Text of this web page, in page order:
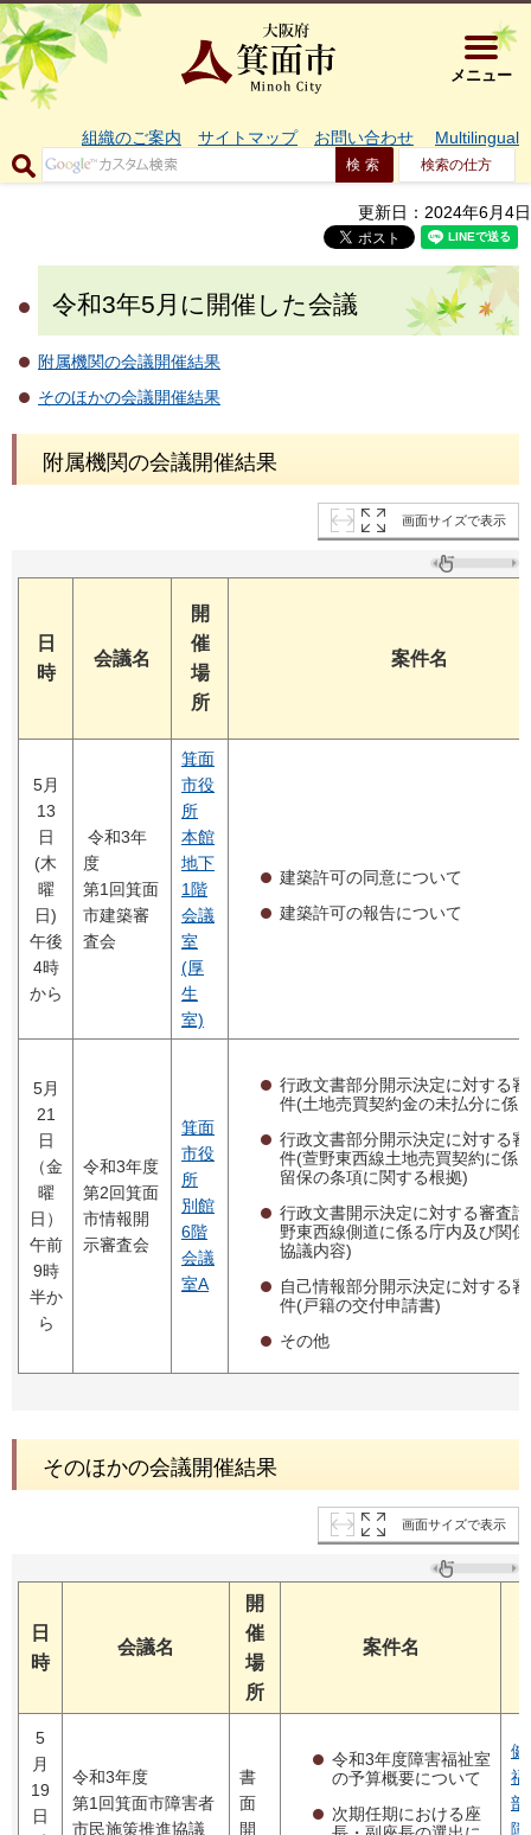
大阪府箕
メニュー
組織のご案内 サイトマップ お問い合わせ Multilingual
検索の仕方
更新日：2024年6月4日
令和3年5月に開催した会議
附属機関の会議開催結果
そのほかの会議開催結果
附属機関の会議開催結果
画面サイズで表示
日
時
会議名
開
催
場
所
案件名
5月
13
日
(木
曜
日)
午後
4時
から
令和3年
度
第1回箕面
市建築審
査会
箕面
市役
所
本館
地下
1階
会議
室
(厚
生
室)
建築許可の同意について
建築許可の報告について
5月
21
日
（金
曜
日）
午前
9時
半か
ら
令和3年度
第2回箕面
市情報開
示審査会
箕面
市役
所
別館
6階
会議
室A
行政文書部分開示決定に対する
件(土地売買契約金の未払分に係
行政文書部分開示決定に対する
件(萱野東西線土地売買契約に係
留保の条項に関する根拠)
行政文書開示決定に対する審査
野東西線側道に係る庁内及び関
協議内容)
自己情報部分開示決定に対する
件(戸籍の交付申請書)
その他
そのほかの会議開催結果
画面サイズで表示
日
時
会議名
開
催
場
所
案件名
5
月
19
日
令和3年度
第1回箕面市障害者
市民施策推進協議
書
面
開
令和3年度障害福祉室
の予算概要について
次期任期における座
健
福
部